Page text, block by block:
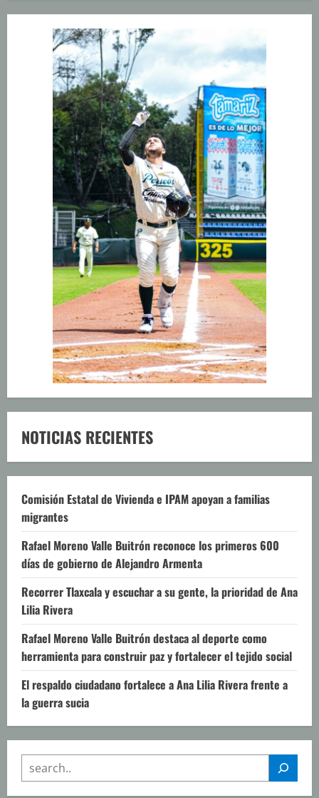
NOTICIAS RECIENTES
Comisión Estatal de Vivienda e IPAM apoyan a familias
migrantes
Rafael Moreno Valle Buitrón reconoce los primeros 600
días de gobierno de Alejandro Armenta
Recorrer Tlaxcala y escuchar a su gente, la prioridad de Ana
Lilia Rivera
Rafael Moreno Valle Buitrón destaca al deporte como
herramienta para construir paz y fortalecer el tejido social
El respaldo ciudadano fortalece a Ana Lilia Rivera frente a
la guerra sucia
SEARCH